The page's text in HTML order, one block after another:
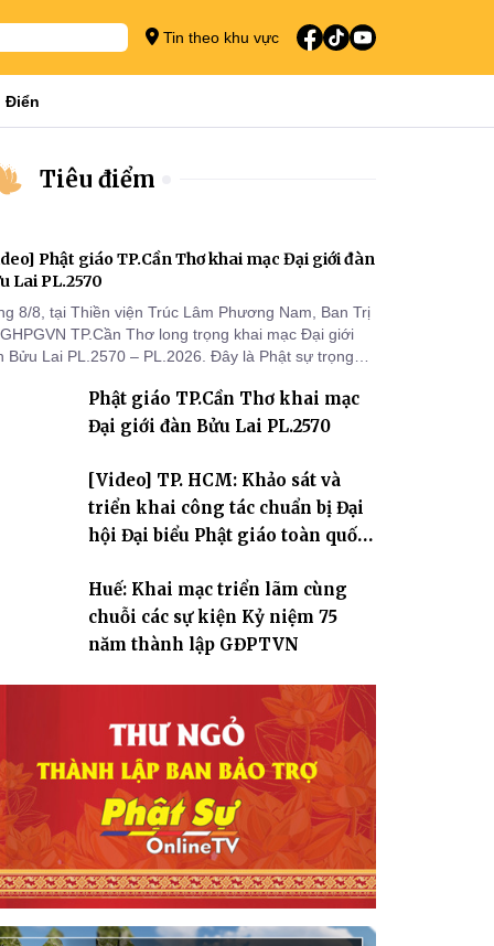
Tin theo khu vực
Điển
Tiêu điểm
Phật giáo TP.Cần Thơ khai mạc Đại giới đàn
Lai PL.2570
8/8, tại Thiền viện Trúc Lâm Phương Nam, Ban Trị
TP.Cần Thơ long trọng khai mạc Đại giới
Bửu Lai PL.2570 – PL.2026. Đây là Phật sự trọng
Đại hội Phật giáo thành phố lần thứ I, thể hiện sự
tâm đối với công tác truyền giới, đào tạo Tăng tài
Phật giáo TP.Cần Thơ khai mạc
Đại giới đàn Bửu Lai PL.2570
[Video] TP. HCM: Khảo sát và
triển khai công tác chuẩn bị Đại
hội Đại biểu Phật giáo toàn quốc
Huế: Khai mạc triển lãm cùng
chuỗi các sự kiện Kỷ niệm 75
năm thành lập GĐPTVN